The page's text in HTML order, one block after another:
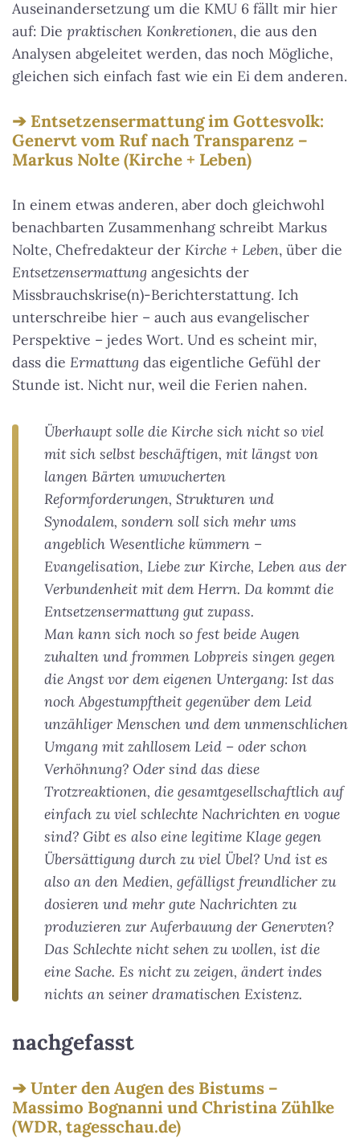
Auseinandersetzung um die KMU 6 fällt mir hier
auf: Die praktischen Konkretionen, die aus den
Analysen abgeleitet werden, das noch Mögliche,
gleichen sich einfach fast wie ein Ei dem anderen.
Entsetzensermattung im Gottesvolk:
Genervt vom Ruf nach Transparenz –
Markus Nolte (Kirche + Leben)
In einem etwas anderen, aber doch gleichwohl
benachbarten Zusammenhang schreibt Markus
Nolte, Chefredakteur der Kirche + Leben, über die
Entsetzensermattung angesichts der
Missbrauchskrise(n)-Berichterstattung. Ich
unterschreibe hier – auch aus evangelischer
Perspektive – jedes Wort. Und es scheint mir,
dass die Ermattung das eigentliche Gefühl der
Stunde ist. Nicht nur, weil die Ferien nahen.
Überhaupt solle die Kirche sich nicht so viel
mit sich selbst beschäftigen, mit längst von
langen Bärten umwucherten
Reformforderungen, Strukturen und
Synodalem, sondern soll sich mehr ums
angeblich Wesentliche kümmern –
Evangelisation, Liebe zur Kirche, Leben aus der
Verbundenheit mit dem Herrn. Da kommt die
Entsetzensermattung gut zupass.
Man kann sich noch so fest beide Augen
zuhalten und frommen Lobpreis singen gegen
die Angst vor dem eigenen Untergang: Ist das
noch Abgestumpftheit gegenüber dem Leid
unzähliger Menschen und dem unmenschlichen
Umgang mit zahllosem Leid – oder schon
Verhöhnung? Oder sind das diese
Trotzreaktionen, die gesamtgesellschaftlich auf
einfach zu viel schlechte Nachrichten en vogue
sind? Gibt es also eine legitime Klage gegen
Übersättigung durch zu viel Übel? Und ist es
also an den Medien, gefälligst freundlicher zu
dosieren und mehr gute Nachrichten zu
produzieren zur Auferbauung der Genervten?
Das Schlechte nicht sehen zu wollen, ist die
eine Sache. Es nicht zu zeigen, ändert indes
nichts an seiner dramatischen Existenz.
nachgefasst
Unter den Augen des Bistums –
Massimo Bognanni und Christina Zühlke
(WDR, tagesschau.de)